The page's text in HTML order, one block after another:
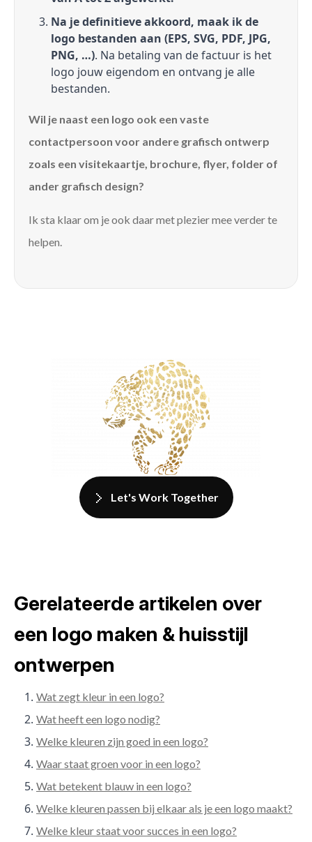
Na je definitieve akkoord, maak ik de
logo bestanden aan (EPS, SVG, PDF, JPG,
PNG, …). Na betaling van de factuur is het
logo jouw eigendom en ontvang je alle
bestanden.
Wil je naast een logo ook een vaste
contactpersoon voor andere grafisch ontwerp
zoals een visitekaartje, brochure, flyer, folder of
ander grafisch design?
Ik sta klaar om je ook daar met plezier mee verder te
helpen.
Let's Work Together
Gerelateerde artikelen over
een logo maken & huisstijl
ontwerpen
Wat zegt kleur in een logo?
Wat heeft een logo nodig?
Welke kleuren zijn goed in een logo?
Waar staat groen voor in een logo?
Wat betekent blauw in een logo?
Welke kleuren passen bij elkaar als je een logo maakt?
Welke kleur staat voor succes in een logo?